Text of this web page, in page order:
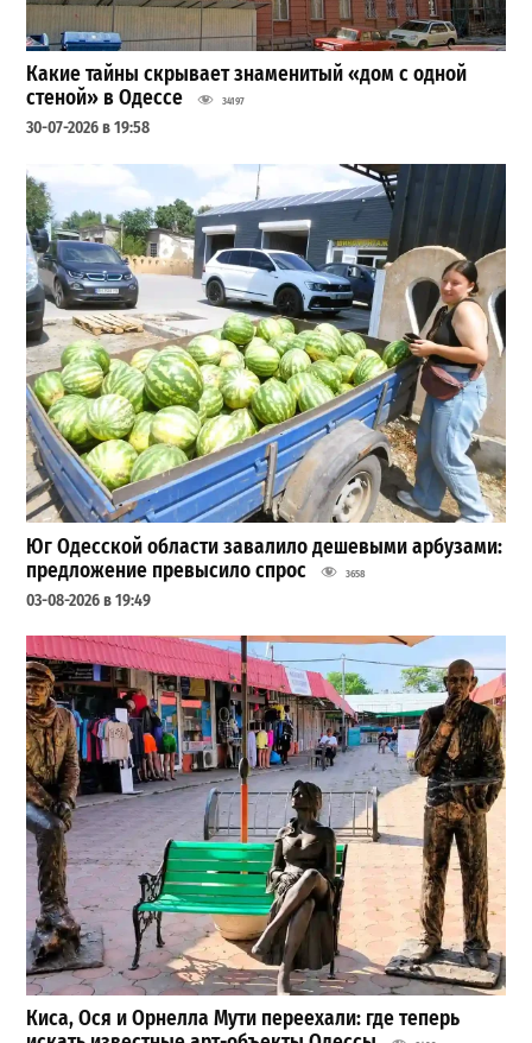
Какие тайны скрывает знаменитый «дом с одной
стеной» в Одессе
34197
30-07-2026 в 19:58
Юг Одесской области завалило дешевыми арбузами:
предложение превысило спрос
3658
03-08-2026 в 19:49
Киса, Ося и Орнелла Мути переехали: где теперь